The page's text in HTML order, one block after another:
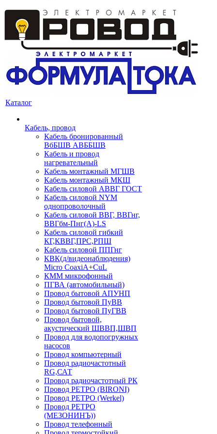
Каталог
Кабель, провод
Кабель бронированный
ВбБШВ АВББШВ
Кабель и провод
нагревательный
Кабель монтажный МГШВ
Кабель монтажный МКШ
Кабель силовой АВВГ ГОСТ
Кабель силовой NYM
однопроволочный
Кабель силовой ВВГ, ВВГнг,
ВВГбм-Пнг(А)-LS
Кабель силовой гибкий
КГ,КВВГ,ПРС,РПШ
Кабель силовой ППГнг
КВК(д/видеонаблюдения)
Micro CoaxiA+CuL
КММ микрофонный
ПГВА (автомобильный)
Провод бытовой АПУНП
Провод бытовой ПуВВ
Провод бытовой ПуГВВ
Провод бытовой,
акустический ШВВП,ШВП
Провод для водопогружных
насосов
Провод компьютерный
Провод радиочастотный
RG,САТ
Провод радиочастотный РК
Провод РЕТРО (BIRONI)
Провод РЕТРО (Werkel)
Провод РЕТРО
(МЕЗОНИНЪ))
Провод телефонный